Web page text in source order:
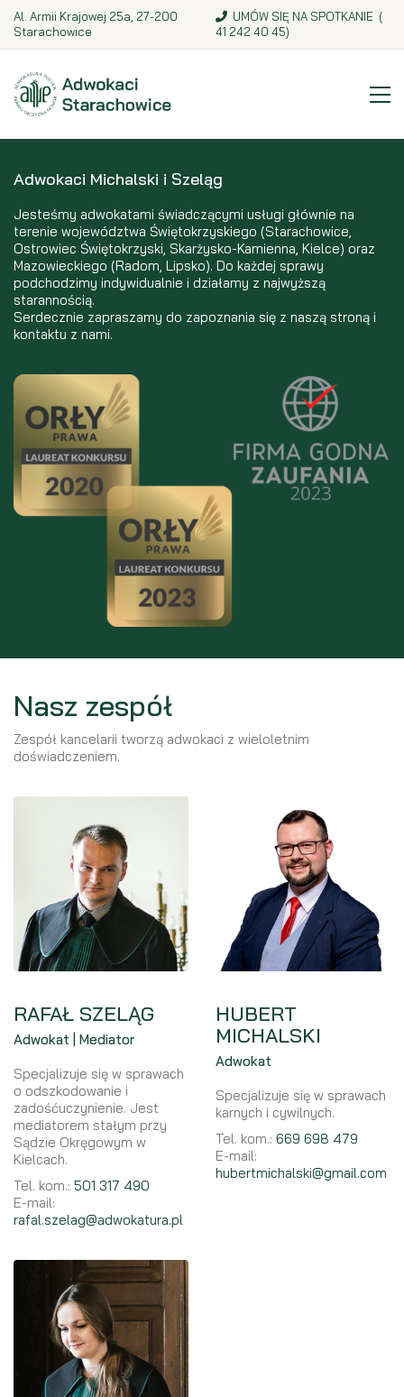
Al. Armii Krajowej 25a, 27-200
Starachowice
UMÓW SIĘ NA SPOTKANIE (
41 242 40 45)
Adwokaci Michalski i Szeląg
Jesteśmy adwokatami świadczącymi usługi głównie na
terenie województwa Świętokrzyskiego (Starachowice,
Ostrowiec Świętokrzyski, Skarżysko-Kamienna, Kielce) oraz
Mazowieckiego (Radom, Lipsko). Do każdej sprawy
podchodzimy indywidualnie i działamy z najwyższą
starannością.
Serdecznie zapraszamy do zapoznania się z naszą stroną i
kontaktu z nami.
Nasz zespół
Zespół kancelarii tworzą adwokaci z wieloletnim
doświadczeniem.
RAFAŁ SZELĄG
Adwokat | Mediator
Specjalizuje się w sprawach
o odszkodowanie i
zadośćuczynienie. Jest
mediatorem stałym przy
Sądzie Okręgowym w
Kielcach.
Tel. kom.: 501 317 490
E-mail:
rafal.szelag@adwokatura.pl
HUBERT
MICHALSKI
Adwokat
Specjalizuje się w sprawach
karnych i cywilnych.
Tel. kom.: 669 698 479
E-mail:
hubertmichalski@gmail.com